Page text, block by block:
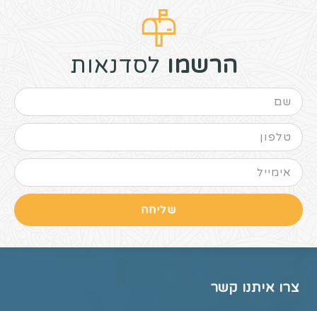
הרשמו לסדנאות
שליחה
צרו איתנו קשר